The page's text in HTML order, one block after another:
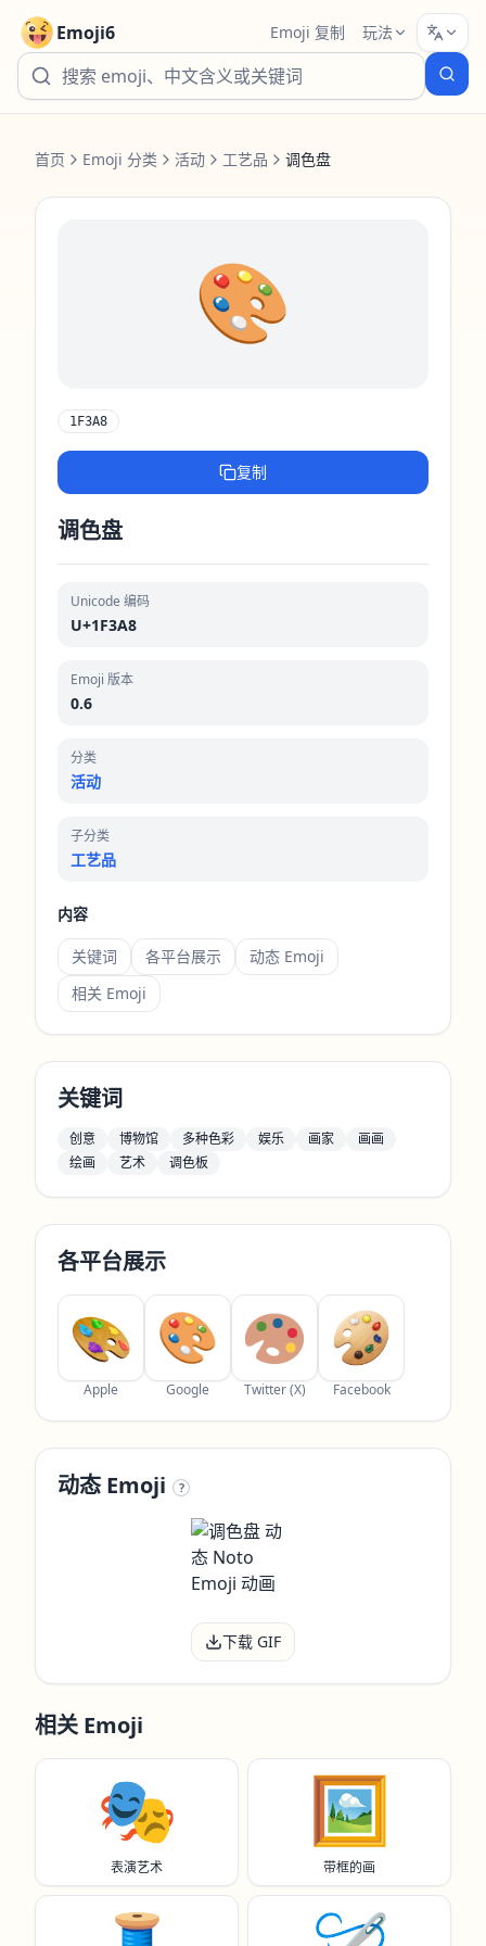
Emoji6 Emoji 复制 玩法
首页 Emoji 分类 活动 工艺品 调色盘
🎨
1F3A8
复制
调色盘
Unicode 编码
U+1F3A8
Emoji 版本
0.6
分类
活动
子分类
工艺品
内容
关键词 各平台展示
动态 Emoji
相关 Emoji
关键词
创意 博物馆 多种色彩 娱乐 画家
画画
绘画
艺术 调色板
各平台展示
Apple Google Twitter (X) Facebook
动态 Emoji ?
下载 GIF
相关 Emoji
🎭️
表演艺术
🖼️
带框的画